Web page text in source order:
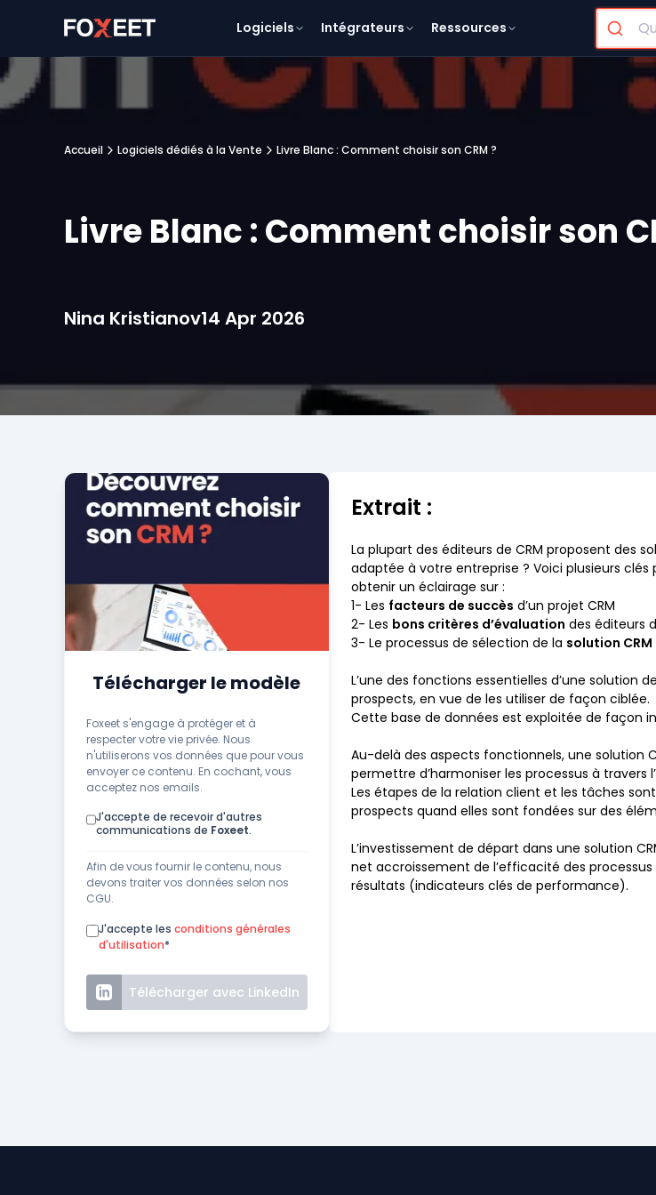
Logiciels Intégrateurs Ressources
Accueil Logiciels dédiés à la Vente Livre Blanc : Comment choisir son CRM ?
Livre Blanc : Comment choisir son
Nina Kristianov14 Apr 2026
Extrait :
La plupart des éditeurs de CRM proposent des
adaptée à votre entreprise ? Voici plusieurs
obtenir un éclairage sur :
1- Les facteurs de succès d’un projet CRM
2- Les bons critères d’évaluation des éditeurs
3- Le processus de sélection de la solution
L’une des fonctions essentielles d’une solution
prospects, en vue de les utiliser de façon ciblée.
Cette base de données est exploitée de façon
Au-delà des aspects fonctionnels, une solution
permettre d’harmoniser les processus à
Les étapes de la relation client et les tâches
prospects quand elles sont fondées sur des
L’investissement de départ dans une solution
net accroissement de l’efficacité des
résultats (indicateurs clés de performance).
Télécharger le modèle
Foxeet s'engage à protéger et à
respecter votre vie privée. Nous
n'utiliserons vos données que pour vous
envoyer ce contenu. En cochant, vous
acceptez nos emails.
J'accepte de recevoir d'autres
communications de Foxeet.
Afin de vous fournir le contenu, nous
devons traiter vos données selon nos
CGU.
J'accepte les conditions générales
d'utilisation*
Télécharger avec LinkedIn